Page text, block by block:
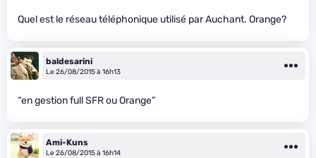
Quel est le réseau téléphonique utilisé par Auchant. Orange?
baldesarini
Le 26/08/2015 à 16h13
“en gestion full SFR ou Orange”
Ami-Kuns
Le 26/08/2015 à 16h14